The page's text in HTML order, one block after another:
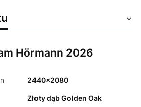
Hörmann 2026
2440x2080
Złoty dąb Golden Oak